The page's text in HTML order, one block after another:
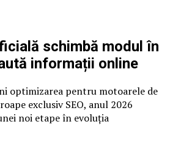
schimbă modul în
informații online
optimizarea pentru motoarele de
exclusiv SEO, anul 2026
noi etape în evoluția